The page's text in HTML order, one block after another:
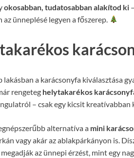
okosabban, tudatosabban alakítod ki
az ünneplésé legyen a főszerep.
lakásban a karácsonyfa kiválasztása
rengeteg helytakarékos
– csak egy kicsit
alternatíva a mini
vagy akár az ablakpárkányon is.
az ünnepi érzést, mint egy